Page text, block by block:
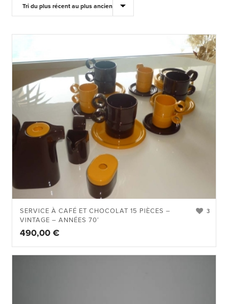
3
SERVICE À CAFÉ ET CHOCOLAT 15 PIÈCES –
VINTAGE – ANNÉES 70′
490,00 €